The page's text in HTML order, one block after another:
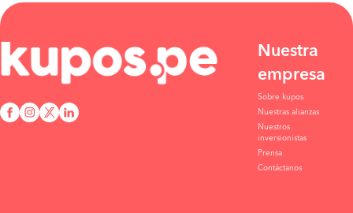
Nuestra
empresa
Sobre kupos
Nuestras alianzas
Nuestros
inversionistas
Prensa
Contáctanos